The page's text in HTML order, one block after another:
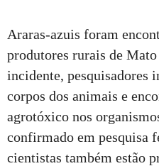
Araras-azuis foram
produtores rurais de
incidente, pesquisadores
corpos dos animais e
agrotóxico nos
confirmado em pesquisa
cientistas também estão